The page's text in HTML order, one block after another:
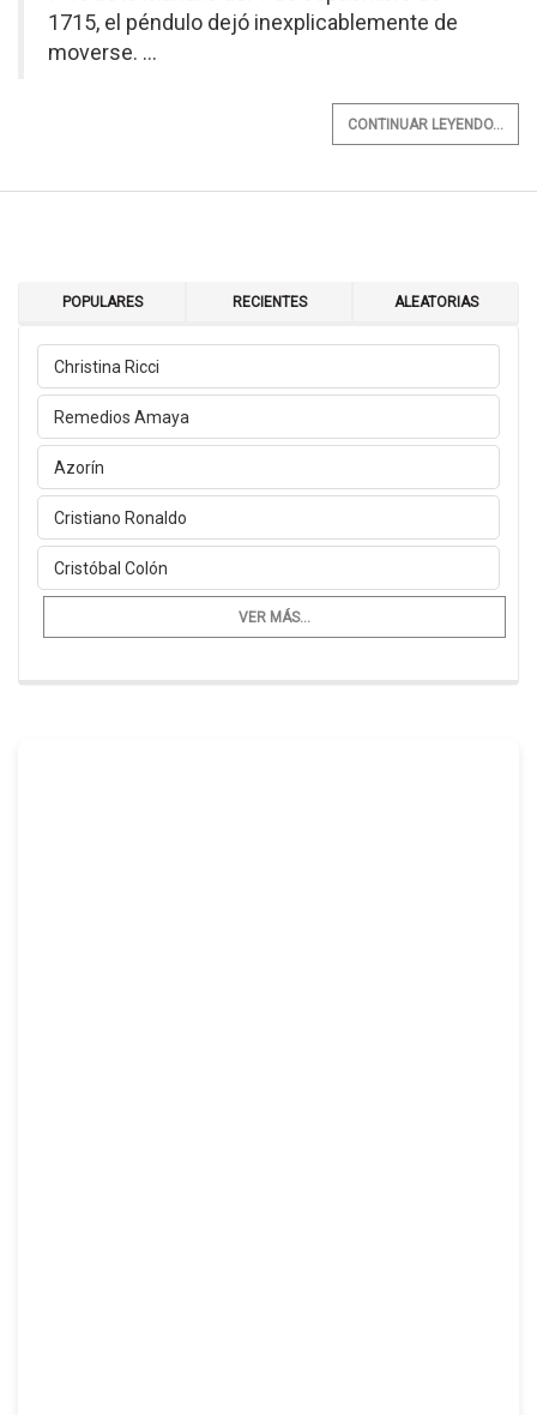
1715, el péndulo dejó inexplicablemente de
moverse. ...
CONTINUAR LEYENDO...
POPULARES RECIENTES ALEATORIAS
Christina Ricci
Remedios Amaya
Azorín
Cristiano Ronaldo
Cristóbal Colón
VER MÁS...